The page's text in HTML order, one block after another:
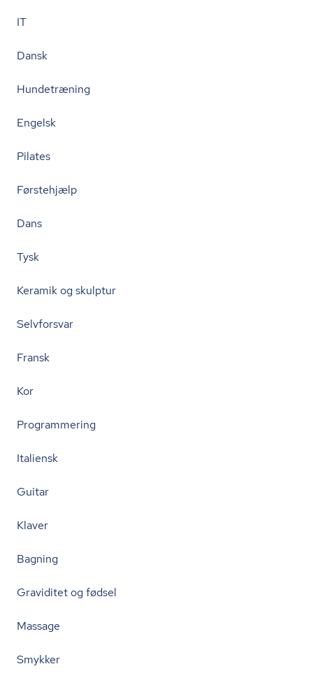
IT
Dansk
Hundetræning
Engelsk
Pilates
Førstehjælp
Dans
Tysk
Keramik og skulptur
Selvforsvar
Fransk
Kor
Programmering
Italiensk
Guitar
Klaver
Bagning
Graviditet og fødsel
Massage
Smykker